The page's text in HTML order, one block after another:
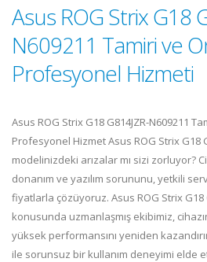
Asus ROG Strix G18
N609211 Tamiri ve
Profesyonel Hizmeti
Asus ROG Strix G18 G814JZR-N609211
Profesyonel Hizmet Asus ROG Strix G18
modelinizdeki arızalar mı sizi zorluyor?
donanım ve yazılım sorununu, yetkili
fiyatlarla çözüyoruz. Asus ROG Strix G18
konusunda uzmanlaşmış ekibimiz,
yüksek performansını yeniden
ile sorunsuz bir kullanım deneyimi elde